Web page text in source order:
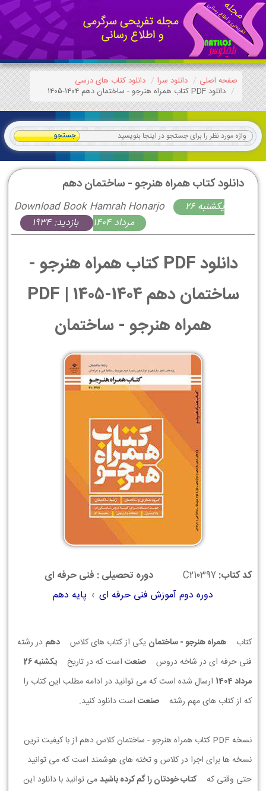
صفحه اصلی دانلود سرا
دانلود کتاب های درسی
دانلود PDF کتاب همراه هنرجو - ساختمان دهم 1404-1405
دانلود کتاب همراه هنرجو - ساختمان دهم
Download Book Hamrah Honarjo
يكشنبه 26
مرداد 1404
بازدید: 1934
دانلود PDF کتاب همراه هنرجو -
ساختمان دهم 1404-1405 | PDF
همراه هنرجو - ساختمان
کد کتاب: C210397
دوره تحصیلی : فنی حرفه ای
دوره دوم آموزش فنی حرفه ای › پایه دهم
کتاب همراه هنرجو - ساختمان یکی از کتاب های کلاس دهم در رشته
فنی حرفه ای در شاخه دروس
صنعت است که در تاریخ
يكشنبه 26
مرداد 1404
ارسال شده است که می توانید در ادامه مطلب این کتاب را
که از کتاب های مهم رشته
صنعت است دانلود کنید.
نسخه PDF کتاب همراه هنرجو - ساختمان کلاس دهم از با کیفیت ترین
نسخه ها برای اجرا در کلاس و تخته های هوشمند است که می توانید
حتی وقتی که
کتاب خودتان را گم کرده باشیدمی توانید با دانلود این